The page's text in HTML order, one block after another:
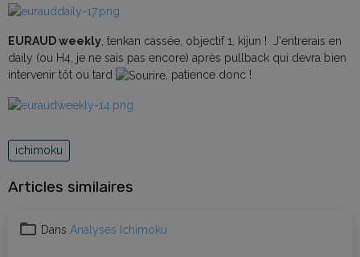
EURAUD weekly , tenkan cassée, objectif 1, kijun ! J'entrerais en
daily (ou H4, je ne sais pas encore) après pullback qui devra bien
intervenir tôt ou tard
, patience donc !
ichimoku
Articles similaires
Dans Analyses Ichimoku